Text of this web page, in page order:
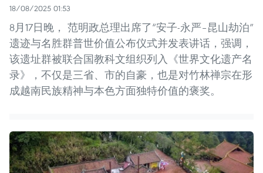
18/08/2025 01:53
8月17日晚， 范明政总理出席了“安子-永严–昆山劫泊”
遗迹与名胜群普世价值公布仪式并发表讲话，强调，
该遗址群被联合国教科文组织列入《世界文化遗产名
录》，不仅是三省、市的自豪，也是对竹林禅宗在形
成越南民族精神与本色方面独特价值的褒奖。